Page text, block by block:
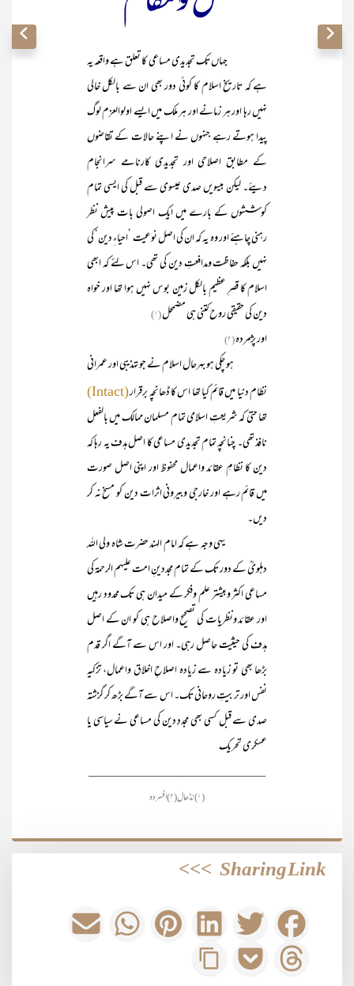
جہاں تک تجدیدی مساعی کا تعلق ہے واقعہ یہ
ہے کہ تاریخ اسلام کا کوئی دور بھی ان سے بالکل خالی
نہیں رہا اور ہر زمانے اور ہر ملک میں ایسے اولوالعزم لوگ
پیدا ہوتے رہے جنہوں نے اپنے حالات کے تقاضوں
کے مطابق اصلاحی اور تجدیدی کارنامے سرانجام
دیئے۔ لیکن بیسویں صدی عیسوی سے قبل کی ایسی تمام
کوششوں کے بارے میں ایک اصولی بات پیش نظر
رہنی چاہئے اور وہ یہ کہ ان کی اصل نوعیت ’احیاءِ دین‘ کی
نہیں بلکہ حفاظت ومدافعتِ دین کی تھی۔ اس لئے کہ ابھی
اسلام کا قصرِ عظیم بالکل زمین بوس نہیں ہوا تھا اور خواہ
دین کی حقیقی روح کتنی ہی مضمحل(۱)
اور پژمردہ(۲)
ہو چکی ہو بہرحال اسلام نے جو تہذیبی اور عمرانی
نظام دنیا میں قائم کیا تھا اس کا ڈھانچہ برقرار(Intact)
تھا حتیٰ کہ شریعتِ اسلامی تمام مسلمان ممالک میں بالفعل
نافذ تھی۔ چنانچہ تمام تجدیدی مساعی کا اصل ہدف یہ رہا کہ
دین کا نظامِ عقائد واعمال محفوظ اور اپنی اصل صورت
میں قائم رہے اور خارجی وبیرونی اثرات دین کو مسخ نہ کر
دیں۔
یہی وجہ ہے کہ امام الہند حضرت شاہ ولی اللہ
دہلویؒ کے دور تک کے تمام مجددینِ امت علیہم الرحمۃ کی
مساعی اکثر وبیشتر علم وفکر کے میدان ہی تک محدود رہیں
اور عقائد ونظریات کی تصحیح واصلاح ہی کو ان کے اصل
ہدف کی حیثیت حاصل رہی۔ اور اس سے آگے اگر قدم
بڑھا بھی تو زیادہ سے زیادہ اصلاحِ اخلاق واعمال، تزکیہ
نفس اور تربیتِ روحانی تک۔ اس سے آگے بڑھ کر گزشتہ
صدی سے قبل کسی بھی مجددِ دین کی مساعی نے سیاسی یا
عسکری تحریک
____________________________
(۱) نڈھال (۲) افسردہ
Sharing Link
>>>